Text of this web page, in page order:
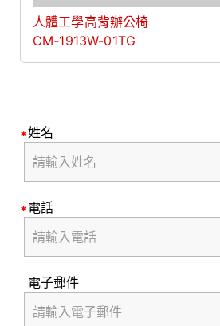
人體工學高背辦公椅
CM-1913W-01TG
姓名
電話
電子郵件